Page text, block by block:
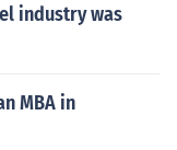
residente.
industry was
MBA in